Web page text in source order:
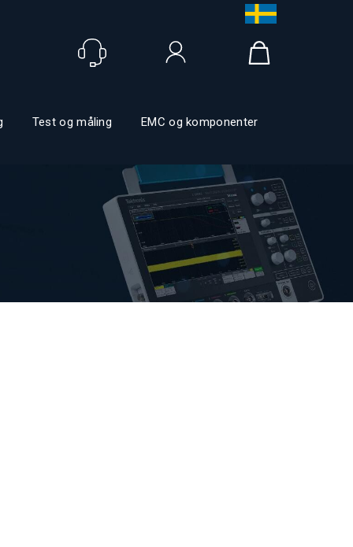
Test og måling
EMC og komponenter